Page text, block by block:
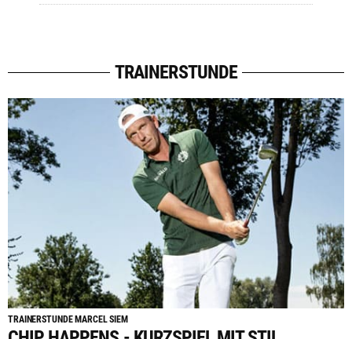
TRAINERSTUNDE
TRAINERSTUNDE MARCEL SIEM